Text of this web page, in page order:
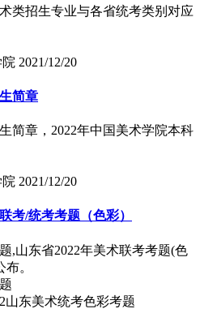
类招生专业与各省统考类别对应
2021/12/20
简章
简章，2022年中国美术学院本科
2021/12/20
考/统考考题（色彩）
,山东省2022年美术联考考题(色
。
山东美术统考色彩考题